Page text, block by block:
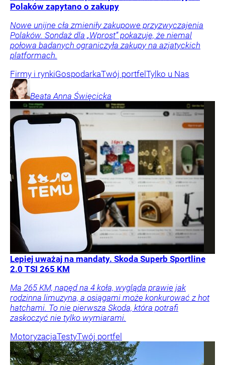
Polaków zapytano o zakupy
Nowe unijne cła zmieniły zakupowe przyzwyczajenia
Polaków. Sondaż dla „Wprost” pokazuje, że niemal
połowa badanych ograniczyła zakupy na azjatyckich
platformach.
Firmy i rynkiGospodarkaTwój portfel Tylko u Nas
Beata Anna Święcicka
Lepiej uważaj na mandaty. Skoda Superb Sportline
2.0 TSI 265 KM
Ma 265 KM, napęd na 4 koła, wygląda prawie jak
rodzinna limuzyna, a osiągami może konkurować z hot
hatchami. To nie pierwsza Skoda, która potrafi
zaskoczyć nie tylko wymiarami.
MotoryzacjaTestyTwój portfel